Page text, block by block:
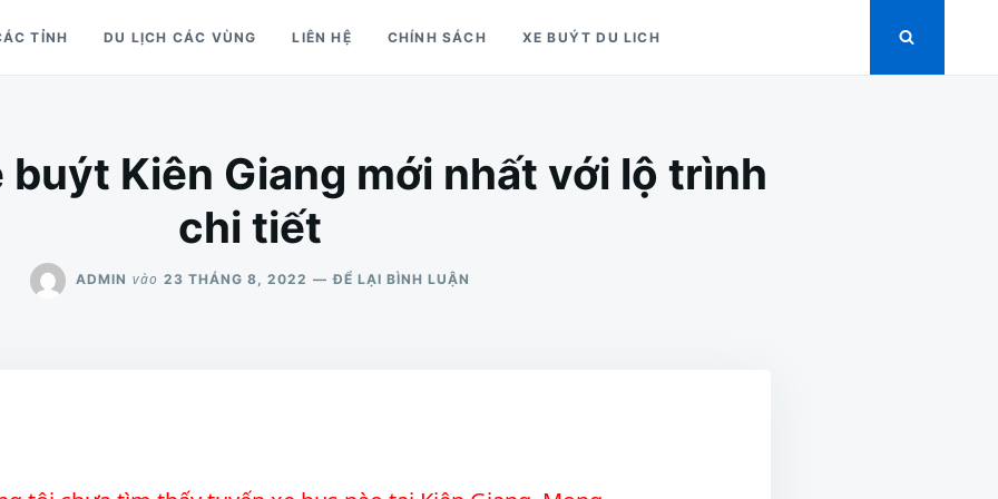
TỈNH DU LỊCH CÁC VÙNG LIÊN HỆ CHÍNH SÁCH XE BUÝT DU LICH
buýt Kiên Giang mới nhất với lộ trình
chi tiết
ADMIN vào 23 THÁNG 8, 2022 ĐỂ LẠI BÌNH LUẬN